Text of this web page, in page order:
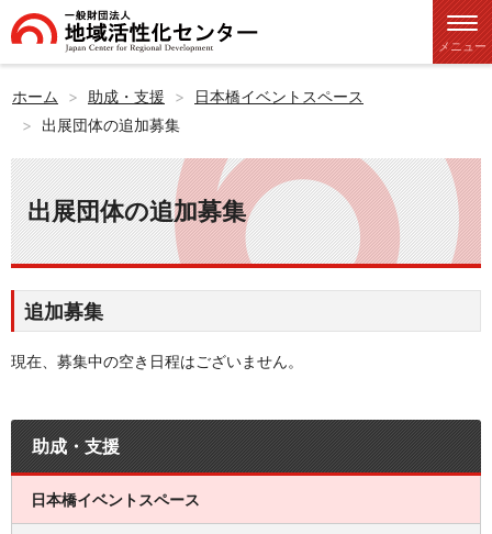
メニュー
ホーム 助成・支援
日本橋イベントスペース
出展団体の追加募集
出展団体の追加募集
追加募集
現在、募集中の空き日程はございません。
助成・支援
日本橋イベントスペース